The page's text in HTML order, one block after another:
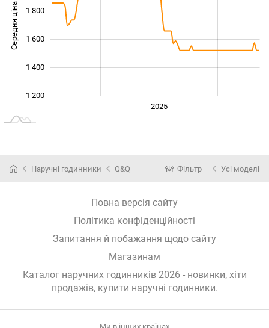
Середня ціна
1 200
1 400
1 600
1 800
2025
Наручні годинники Q&Q Фільтр Усі моделі
Повна версія сайту
Політика конфіденційності
Запитання й побажання щодо сайту
Магазинам
Каталог наручних годинників 2026 - новинки, хіти
продажів, купити наручні годинники.